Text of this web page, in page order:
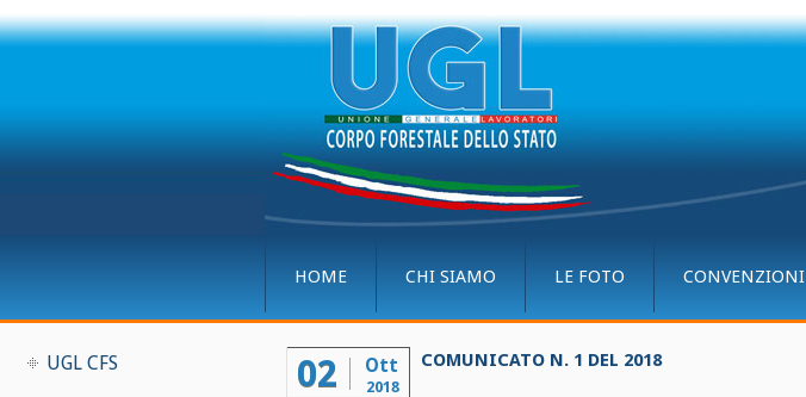
HOME CHI SIAMO LE FOTO CONVENZIONI
UGL CFS 02 Ott
2018
COMUNICATO N. 1 DEL 2018